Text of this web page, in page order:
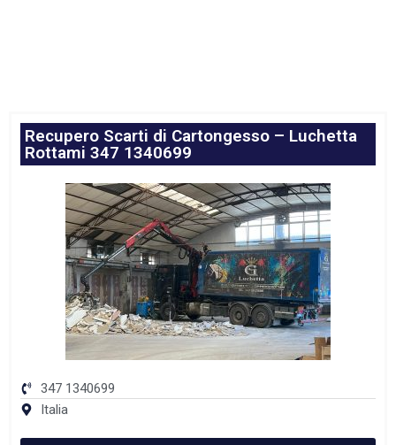
Recupero Scarti di Cartongesso – Luchetta
Rottami 347 1340699
347 1340699
Italia